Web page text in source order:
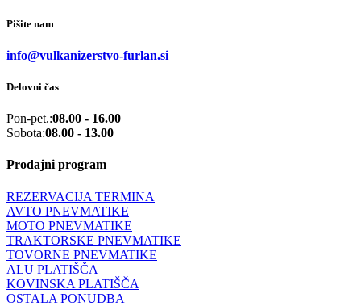
Pišite nam
info@vulkanizerstvo-furlan.si
Delovni čas
Pon-pet.:08.00 - 16.00
Sobota:08.00 - 13.00
Prodajni program
REZERVACIJA TERMINA
AVTO PNEVMATIKE
MOTO PNEVMATIKE
TRAKTORSKE PNEVMATIKE
TOVORNE PNEVMATIKE
ALU PLATIŠČA
KOVINSKA PLATIŠČA
OSTALA PONUDBA